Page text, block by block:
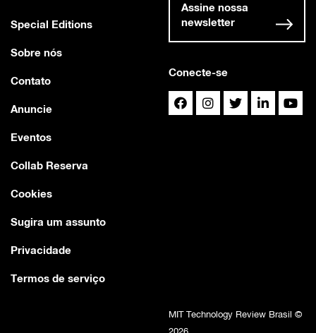
Special Editions
Sobre nós
Contato
Anuncie
Eventos
Collab Reserva
Cookies
Sugira um assunto
Privacidade
Termos de serviço
Conecte-se
Assine nossa
newsletter
MIT Technology Review Brasil ©